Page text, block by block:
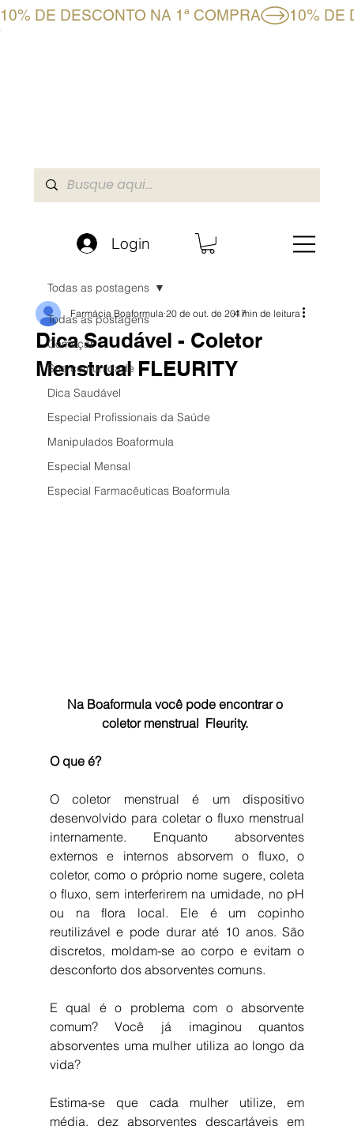
10% DE DESCONTO NA 1ª COMPRA
Login
Todas as postagens
Começar
Sua comunidade
Dica Saudável
Especial Profissionais da Saúde
Manipulados Boaformula
Especial Mensal
Especial Farmacêuticas Boaformula
Todas as postagens
Dica Saudável - Coletor
Menstrual FLEURITY
Farmácia Boaformula 20 de out. de 20174 min de leitura
Na Boaformula você pode encontrar o
coletor menstrual  Fleurity.
O que é?
O coletor menstrual é um dispositivo
desenvolvido para coletar o fluxo menstrual
internamente. Enquanto absorventes
externos e internos absorvem o fluxo, o
coletor, como o próprio nome sugere, coleta
o fluxo, sem interferirem na umidade, no pH
ou na flora local. Ele é um copinho
reutilizável e pode durar até 10 anos. São
discretos, moldam-se ao corpo e evitam o
desconforto dos absorventes comuns.
E qual é o problema com o absorvente
comum? Você já imaginou quantos
absorventes uma mulher utiliza ao longo da
vida?
Estima-se que cada mulher utilize, em
média, dez absorventes descartáveis em